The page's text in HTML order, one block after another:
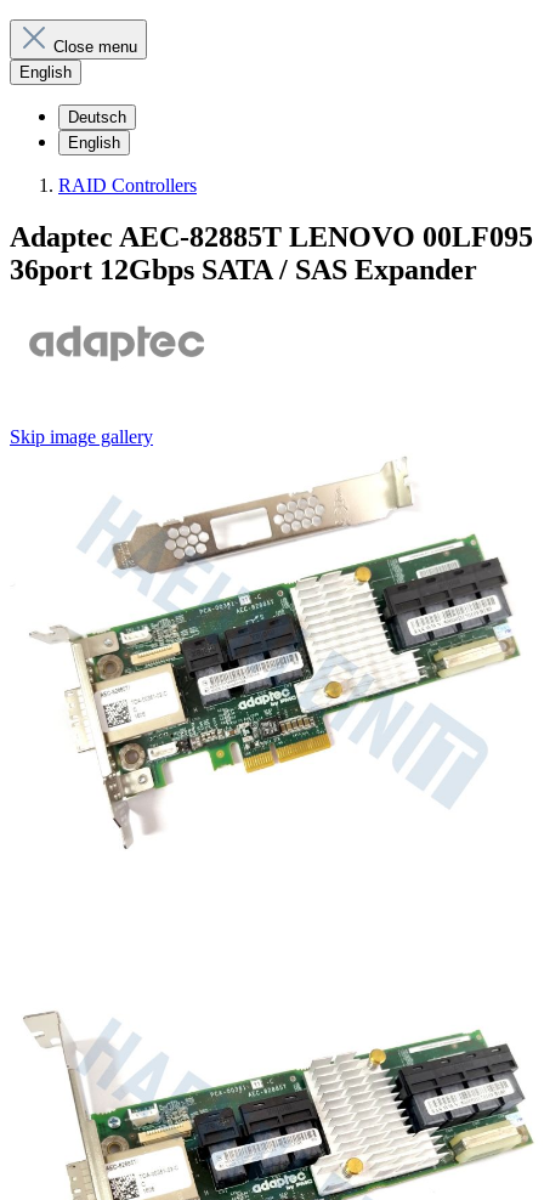
Close menu
English
Deutsch
English
RAID Controllers
Adaptec AEC-82885T LENOVO 00LF095
36port 12Gbps SATA / SAS Expander
Skip image gallery